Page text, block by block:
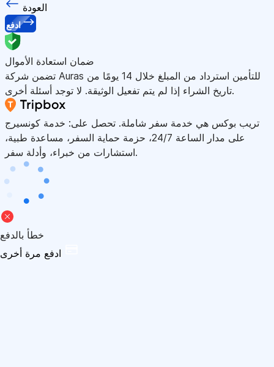
العودة
ادفع
ضمان استعادة الأموال
تضمن شركة Auras للتأمين استرداد من المبلغ خلال 14 يومًا من
تاريخ الشراء إذا لم يتم تفعيل الوثيقة. لا توجد أسئلة أخرى.
تريب بوكس هي خدمة سفر شاملة. تحصل على: خدمة كونسيرج
على مدار الساعة 24/7، حزمة حماية السفر، مساعدة طبية،
استشارات من خبراء، وأدلة سفر.
خطأ بالدفع